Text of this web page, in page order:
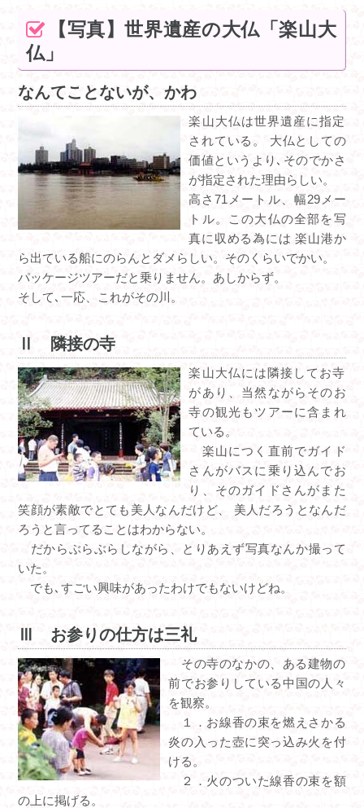
【写真】世界遺産の大仏「楽山大
仏」
なんてことないが、かわ
楽山大仏は世界遺産に指定
されている。 大仏としての
価値というより､そのでかさ
が指定された理由らしい。
高さ71メートル、幅29メー
トル。この大仏の全部を写
真に収める為には 楽山港か
ら出ている船にのらんとダメらしい。そのくらいでかい。
パッケージツアーだと乗りません。あしからず。
そして､一応、これがその川。
Ⅱ 隣接の寺
楽山大仏には隣接してお寺
があり、当然ながらそのお
寺の観光もツアーに含まれ
ている。
楽山につく直前でガイド
さんがバスに乗り込んでお
り、そのガイドさんがまた
笑顔が素敵でとても美人なんだけど、 美人だろうとなんだ
ろうと言ってることはわからない。
だからぶらぶらしながら、とりあえず写真なんか撮って
いた。
でも､すごい興味があったわけでもないけどね。
Ⅲ お参りの仕方は三礼
その寺のなかの、ある建物の
前でお参りしている中国の人々
を観察。
１．お線香の束を燃えさかる
炎の入った壺に突っ込み火を付
ける。
２．火のついた線香の束を額
の上に掲げる。